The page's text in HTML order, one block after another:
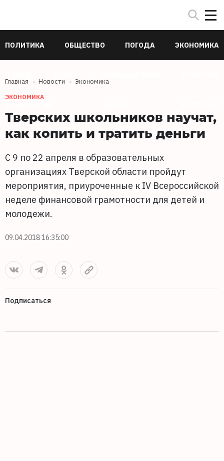
ПОЛИТИКА ОБЩЕСТВО ПОГОДА ЭКОНОМИКА
Главная Новости Экономика
ЭКОНОМИКА
Тверских школьников научат,
как копить и тратить деньги
С 9 по 22 апреля в образовательных
организациях Тверской области пройдут
мероприятия, приуроченные к IV Всероссийской
неделе финансовой грамотности для детей и
молодежи.
09.04.2018 16:35:00
Подписаться